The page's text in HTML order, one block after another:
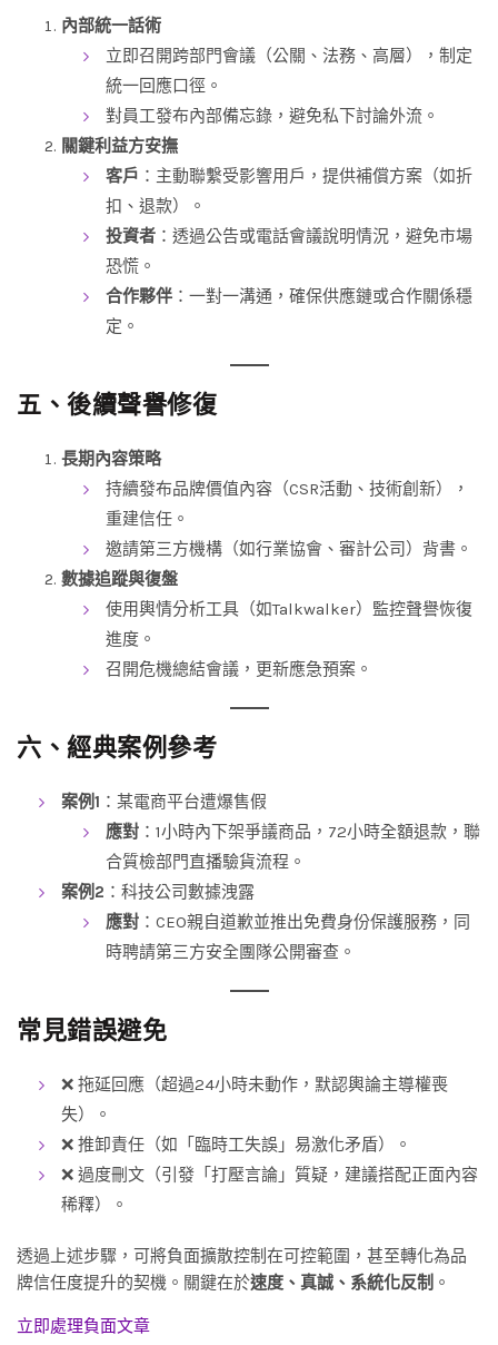
內部統一話術
立即召開跨部門會議（公關、法務、高層），制定
統一回應口徑。
對員工發布內部備忘錄，避免私下討論外流。
關鍵利益方安撫
客戶 ：主動聯繫受影響用戶，提供補償方案（如折
扣、退款）。
投資者 ：透過公告或電話會議說明情況，避免市場
恐慌。
合作夥伴 ：一對一溝通，確保供應鏈或合作關係穩
定。
五、後續聲譽修復
長期內容策略
持續發布品牌價值內容（CSR活動、技術創新），
重建信任。
邀請第三方機構（如行業協會、審計公司）背書。
數據追蹤與復盤
使用輿情分析工具（如Talkwalker）監控聲譽恢復
進度。
召開危機總結會議，更新應急預案。
六、經典案例參考
案例1 ：某電商平台遭爆售假
應對 ：1小時內下架爭議商品，72小時全額退款，聯
合質檢部門直播驗貨流程。
案例2 ：科技公司數據洩露
應對 ：CEO親自道歉並推出免費身份保護服務，同
時聘請第三方安全團隊公開審查。
常見錯誤避免
❌ 拖延回應（超過24小時未動作，默認輿論主導權喪
失）。
❌ 推卸責任（如「臨時工失誤」易激化矛盾）。
❌ 過度刪文（引發「打壓言論」質疑，建議搭配正面內容
稀釋）。
透過上述步驟，可將負面擴散控制在可控範圍，甚至轉化為品
牌信任度提升的契機。關鍵在於速度、真誠、系統化反制 。
立即處理負面文章